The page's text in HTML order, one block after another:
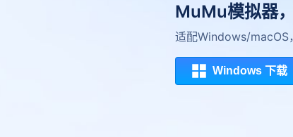
MuMu模拟器
适配Windows/macOS
Windows 下载